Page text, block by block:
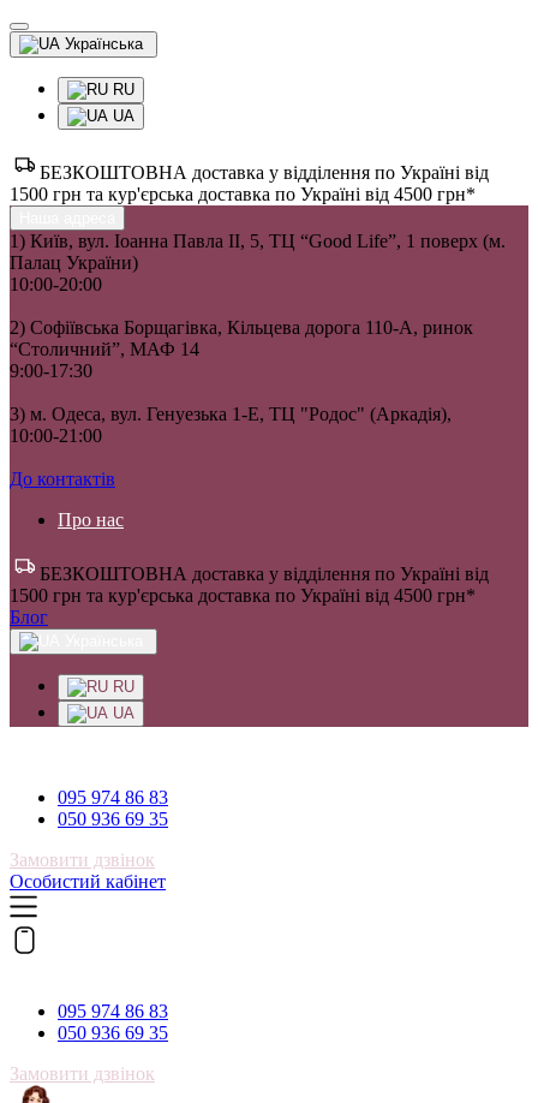
Українська
RU
UA
БЕЗКОШТОВНА доставка у відділення по Україні від
1500 грн та кур'єрська доставка по Україні від 4500 грн*
1) Київ, вул. Іоанна Павла II, 5, ТЦ “Good Life”, 1 поверх (м.
Палац України)
10:00-20:00
2) Софіївська Борщагівка, Кільцева дорога 110-А, ринок
“Столичний”, МАФ 14
9:00-17:30
3) м. Одеса, вул. Генуезька 1-Е, ТЦ "Родос" (Аркадія),
10:00-21:00
До контактів
Про нас
БЕЗКОШТОВНА доставка у відділення по Україні від
1500 грн та кур'єрська доставка по Україні від 4500 грн*
Блог
RU
UA
095 974 86 83
050 936 69 35
Замовити дзвінок
Особистий кабінет
095 974 86 83
050 936 69 35
Замовити дзвінок